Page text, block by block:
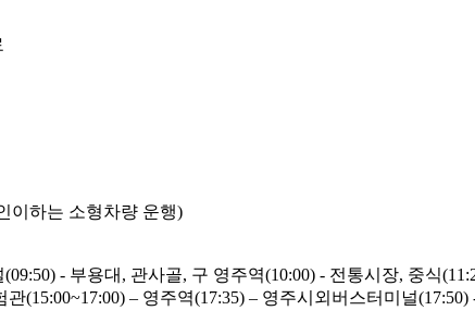
이하는 소형차량 운행)
- 부용대, 관사골, 구 영주역(10:00) - 전통시장, 중식
(15:00~17:00) – 영주역(17:35) – 영주시외버스터미널(17:50)